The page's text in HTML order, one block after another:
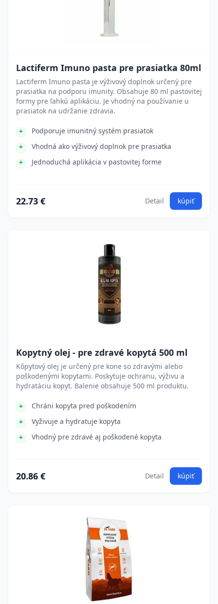
Lactiferm Imuno pasta pre prasiatka 80ml
Lactiferm Imuno pasta je výživový doplnok určený pre
prasiatka na podporu imunity. Obsahuje 80 ml pastovitej
formy pre ľahkú aplikáciu. Je vhodný na používanie u
prasiatok na udržanie zdravia.
Podporuje imunitný systém prasiatok
Vhodná ako výživový doplnok pre prasiatka
Jednoduchá aplikácia v pastovitej forme
22.73 € Detail kúpiť
Kopytný olej - pre zdravé kopytá 500 ml
Kôpytový olej je určený pre kone so zdravými alebo
poškodenými kopytami. Poskytuje ochranu, výživu a
hydratáciu kopyt. Balenie obsahuje 500 ml produktu.
Chráni kopyta pred poškodením
Vyživuje a hydratuje kopyta
Vhodný pre zdravé aj poškodené kopyta
20.86 € Detail kúpiť